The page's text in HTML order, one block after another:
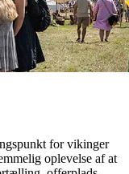
for vikinger
oplevelse af at